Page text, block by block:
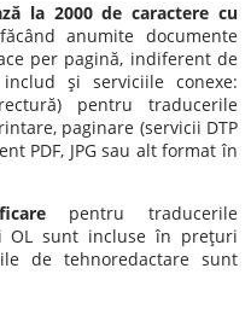
la 2000 de caractere cu
anumite documente
per pagină, indiferent de
şi serviciile conexe:
pentru traducerile
paginare (servicii DTP
PDF, JPG sau alt format în
pentru traducerile
OL sunt incluse în preţuri
de tehnoredactare sunt